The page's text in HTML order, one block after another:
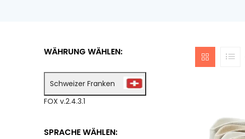
WÄHRUNG WÄHLEN:
Schweizer Franken
FOX v.2.4.3.1
SPRACHE WÄHLEN: